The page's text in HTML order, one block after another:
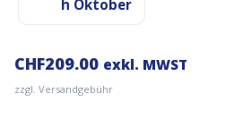
h Oktober
CHF209.00 exkl. MWST
zzgl. Versandgebühr